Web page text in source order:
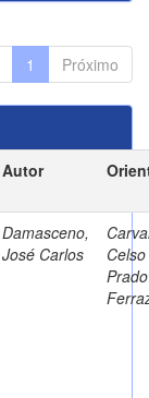
1 Próximo
Autor
Damasceno,
José Carlos
Prado